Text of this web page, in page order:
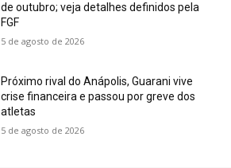
de outubro; veja detalhes definidos pela
FGF
5 de agosto de 2026
Próximo rival do Anápolis, Guarani vive
crise financeira e passou por greve dos
atletas
5 de agosto de 2026